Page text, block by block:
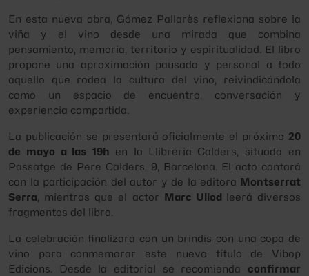
En esta nueva obra, Gómez Pallarès reflexiona sobre la
viña y el vino desde una mirada que combina
pensamiento, memoria, territorio y espiritualidad. El libro
propone una aproximación pausada y personal a todo
aquello que rodea la cultura del vino, reivindicándola
como un espacio de encuentro, conversación y
experiencia compartida.
La publicación se presentará oficialmente el próximo 20
de mayo a las 19h en la
Llibreria Calders, situada en
Passatge de Pere Calders, 9, Barcelona. El acto contará
con la participación del autor y de la editora Montserrat
Serra , mientras que el actor Marc Ullod leerá diversos
fragmentos del libro.
La celebración finalizará con un brindis con una copa de
vino para conmemorar este nuevo título de Vibop
Edicions . Desde la editorial se recomienda confirmar